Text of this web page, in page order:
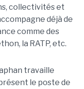
collectivités et
déjà de
comme des
la RATP, etc.
travaille
le poste de